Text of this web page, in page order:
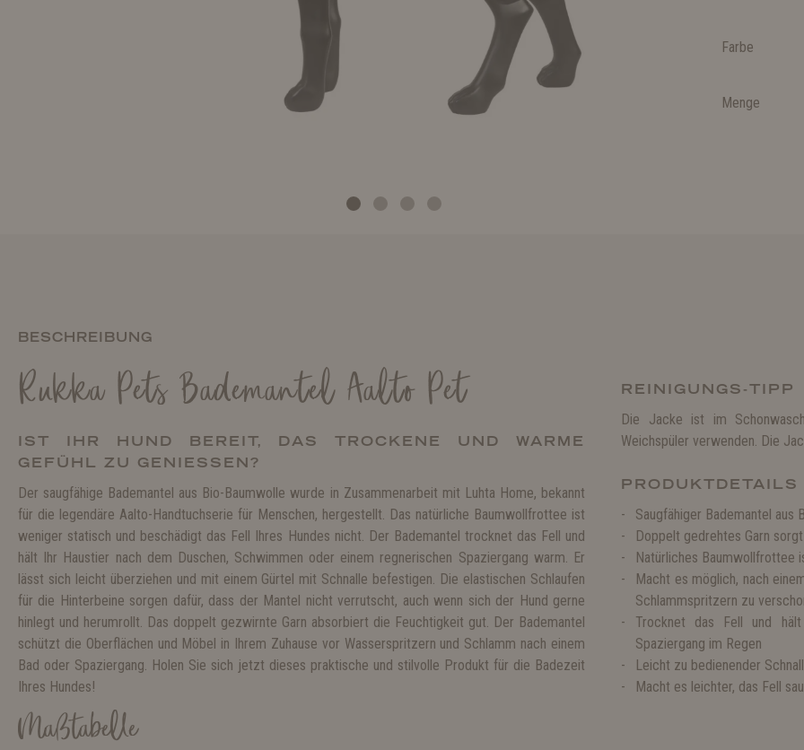
Farbe
Menge
BESCHREIBUNG
Rukka Pets Bademantel Aalto Pet
IST IHR HUND BEREIT, DAS TROCKENE UND WARME
GEFÜHL ZU GENIESSEN?
Der saugfähige Bademantel aus Bio-Baumwolle wurde in Zusammenarbeit mit Luhta Home, bekannt
für die legendäre Aalto-Handtuchserie für Menschen, hergestellt. Das natürliche Baumwollfrottee ist
weniger statisch und beschädigt das Fell Ihres Hundes nicht. Der Bademantel trocknet das Fell und
hält Ihr Haustier nach dem Duschen, Schwimmen oder einem regnerischen Spaziergang warm. Er
lässt sich leicht überziehen und mit einem Gürtel mit Schnalle befestigen. Die elastischen Schlaufen
für die Hinterbeine sorgen dafür, dass der Mantel nicht verrutscht, auch wenn sich der Hund gerne
hinlegt und herumrollt. Das doppelt gezwirnte Garn absorbiert die Feuchtigkeit gut. Der Bademantel
schützt die Oberflächen und Möbel in Ihrem Zuhause vor Wasserspritzern und Schlamm nach einem
Bad oder Spaziergang. Holen Sie sich jetzt dieses praktische und stilvolle Produkt für die Badezeit
Ihres Hundes!
Maßtabelle
REINIGUNGS-TIPP
Die Jacke ist im
Weichspüler verwenden. Die
PRODUKTDETAILS
Saugfähiger Bademantel aus
Doppelt gedrehtes Garn
Natürliches Baumwollfrottee
Macht es möglich, nach
Schlammspritzern zu
Trocknet das Fell und
Spaziergang im Regen
Leicht zu bedienender
Macht es leichter, das Fell